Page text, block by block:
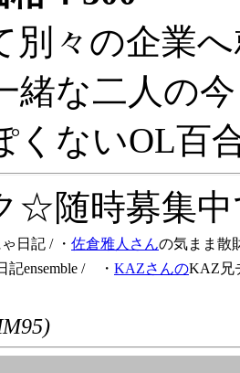
別々の企業
緒な二人の
くないOL百
☆随時募集
日記 / ・ 佐倉雅人さんの気まま散
記ensemble / ・ KAZさんのKAZ兄